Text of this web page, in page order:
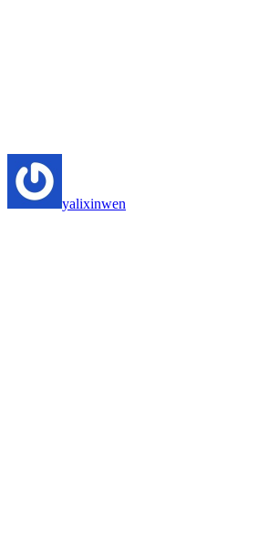
yalixinwen